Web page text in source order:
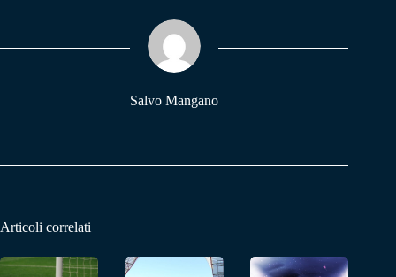
pp m
Salvo Mangano
Articoli correlati